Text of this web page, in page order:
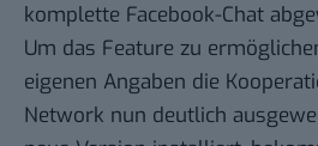
komplette Facebook-Chat
Um das Feature zu
eigenen Angaben die
Network nun deutlich